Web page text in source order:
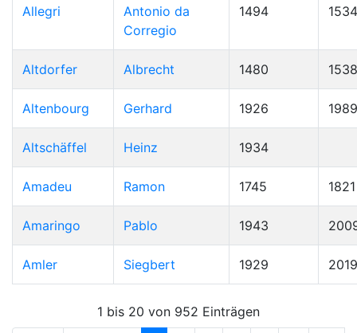
Allegri
Antonio da
Corregio
1494 1534
Altdorfer Albrecht 1480 1538
Altenbourg Gerhard 1926 1989
Altschäffel Heinz 1934
Amadeu Ramon 1745 1821
Amaringo Pablo 1943
Amler Siegbert 1929 2019
1 bis 20 von 952 Einträgen